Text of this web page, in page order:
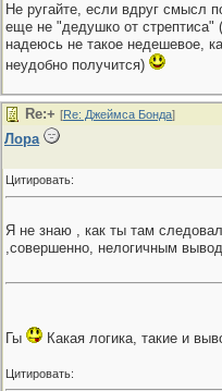
Не ругайте, если вдруг смысл
еще не "дедушко от стрептиса"
надеюсь не такое недешевое,
неудобно получится)
Re:+ [Re: Джеймса Бонда]
Лора
Цитировать:
Я не знаю , как ты там
,совершенно, нелогичным
Гы Какая логика, такие и
Цитировать: